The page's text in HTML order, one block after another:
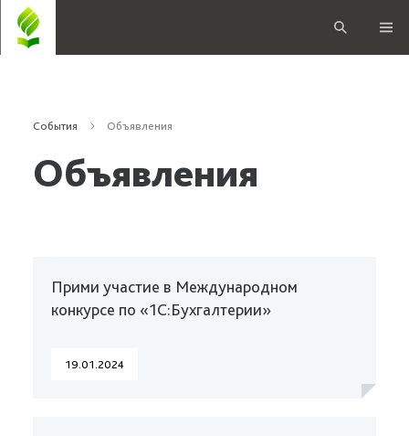
События Объявления
Объявления
Прими участие в Международном
конкурсе по «1С:Бухгалтерии»
19.01.2024